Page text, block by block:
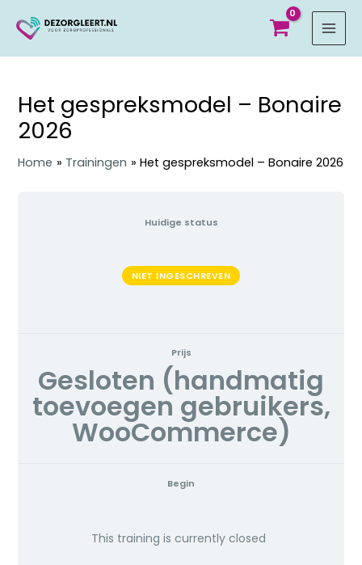
Het gespreksmodel – Bonaire
2026
Home Trainingen Het gespreksmodel – Bonaire 2026
Huidige status
NIET INGESCHREVEN
Prijs
Gesloten (handmatig
toevoegen gebruikers,
WooCommerce)
Begin
This training is currently closed